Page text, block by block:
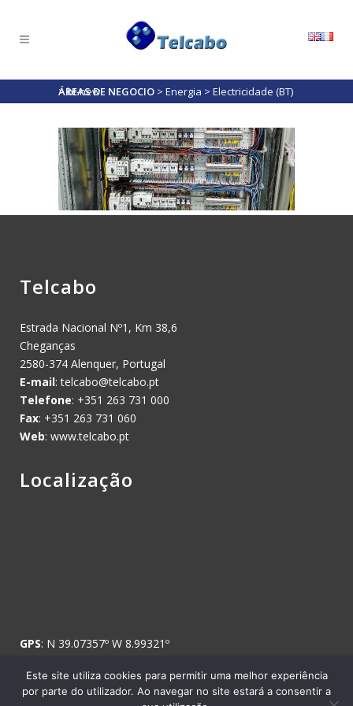
ÁREAS DE NEGOCIO > Energia > Electricidade (BT)
>bt-new
Telcabo
Estrada Nacional Nº1, Km 38,6
Cheganças
2580-374 Alenquer, Portugal
E-mail:telcabo@telcabo.pt
Telefone: +351 263 731 000
Fax: +351 263 731 060
Web: www.telcabo.pt
Localização
GPS: N 39.07357º W 8.99321º
Este site utiliza cookies para permitir uma melhor experiência
por parte do utilizador. Ao navegar no site estará a consentir a